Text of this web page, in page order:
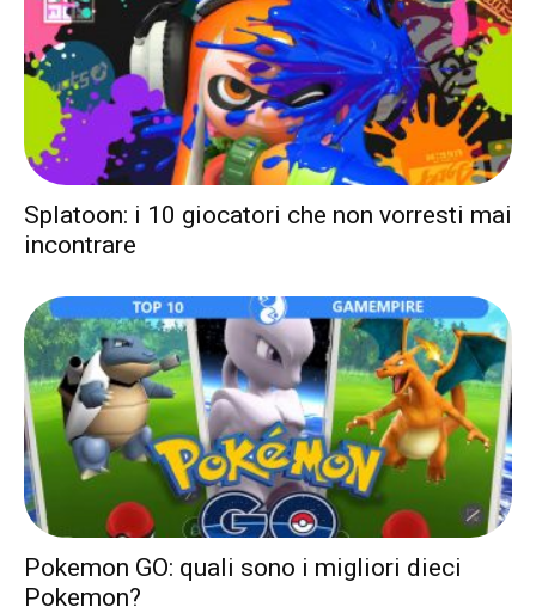
Splatoon: i 10 giocatori che non vorresti mai
incontrare
Pokemon GO: quali sono i migliori dieci
Pokemon?